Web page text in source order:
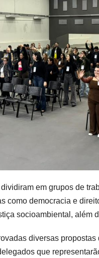
em grupos de
como democracia e
socioambiental, além
diversas
que